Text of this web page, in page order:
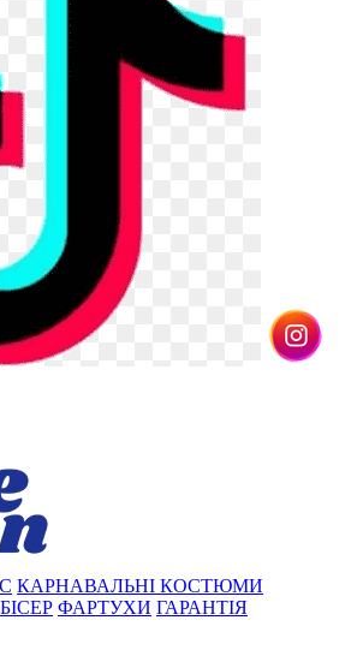
КАРНАВАЛЬНІ КОСТЮМИ
БІСЕР ФАРТУХИ ГАРАНТІЯ